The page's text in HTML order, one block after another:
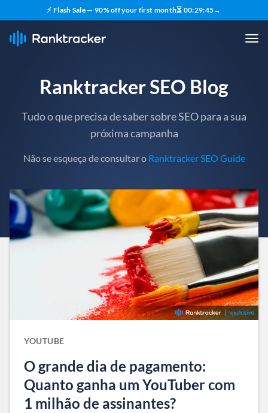
⚡ Flash Sale — 90% off your first month⏳ 00:29:44→
Ranktracker SEO Blog
Tudo o que precisa de saber sobre SEO para a sua
próxima campanha
Não se esqueça de consultar o Ranktracker SEO Guide
YOUTUBE
O grande dia de pagamento:
Quanto ganha um YouTuber com
1 milhão de assinantes?